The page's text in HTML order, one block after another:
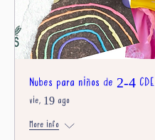
Nubes para niños de 2-4 CDE
vie, 19 ago
More info